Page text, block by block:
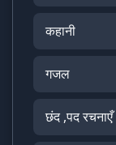
कहानी
गजल
छंद ,पद रचनाएँ